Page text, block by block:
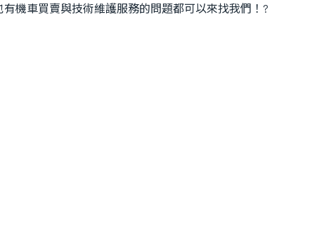
機車買賣與技術維護服務的問題都可以來找我們！?